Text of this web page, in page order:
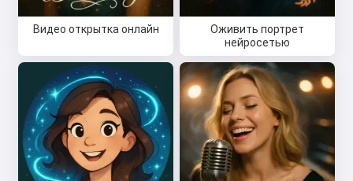
Видео открытка онлайн
Оживить портрет
нейросетью